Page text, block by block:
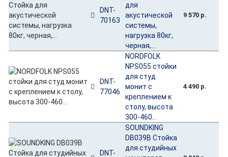
DNT-
70163
для
акустической
системы,
нагрузка 80кг,
черная,...
9 570 р.
DNT-
77046
NORDFOLK
NPS055 стойки
для студ
монит с
креплением к
столу, высота
300-460...
4 490 р.
DNT-
SOUNDKING
DB039B Стойка
для студийных